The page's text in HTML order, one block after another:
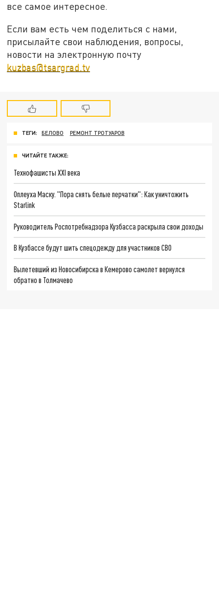
все самое интересное.
Если вам есть чем поделиться с нами,
присылайте свои наблюдения, вопросы,
новости на электронную почту
kuzbas@tsargrad.tv
ТЕГИ: БЕЛОВО РЕМОНТ ТРОТУАРОВ
ЧИТАЙТЕ ТАКЖЕ:
Технофашисты XXI века
Оплеуха Маску. "Пора снять белые перчатки": Как уничтожить
Starlink
Руководитель Роспотребнадзора Кузбасса раскрыла свои доходы
В Кузбассе будут шить спецодежду для участников СВО
Вылетевший из Новосибирска в Кемерово самолет вернулся
обратно в Толмачево